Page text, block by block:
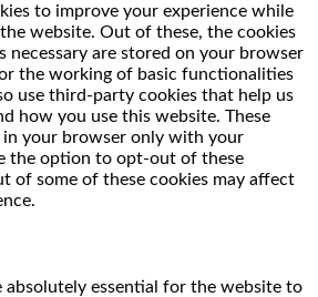
to improve your experience while
website. Out of these, the cookies
necessary are stored on your browser
the working of basic functionalities
use third-party cookies that help us
how you use this website. These
your browser only with your
the option to opt-out of these
of some of these cookies may affect
absolutely essential for the website to